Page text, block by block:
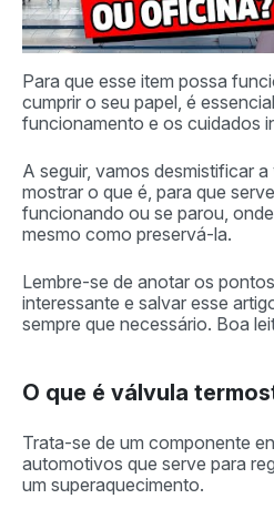
Para que esse item possa
cumprir o seu papel, é
funcionamento e os cuidados
A seguir, vamos desmistificar
mostrar o que é, para que
funcionando ou se parou,
mesmo como preservá-la.
Lembre-se de anotar os
interessante e salvar esse
sempre que necessário. Boa
O que é válvula
Trata-se de um componente
automotivos que serve para
um superaquecimento.